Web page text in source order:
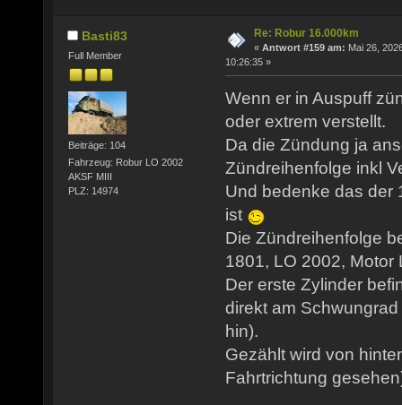
Basti83
Full Member
Beiträge: 104
Fahrzeug: Robur LO 2002
AKSF MIII
PLZ: 14974
Re: Robur 16.000km
« Antwort #159 am: Mai 26,
10:26:35 »
Wenn er in Auspuff
oder extrem verstellt.
Da die Zündung ja
Zündreihenfolge inkl
Und bedenke das der
ist
Die Zündreihenfolge
1801, LO 2002, Motor
Der erste Zylinder
direkt am
hin).
Gezählt wird von
Fahrtrichtung